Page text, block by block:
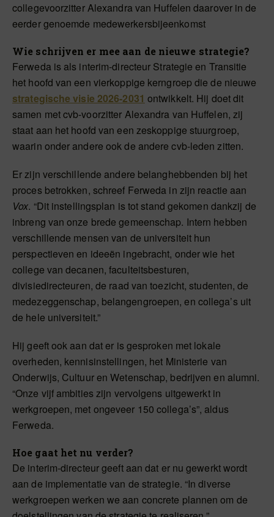
collegevoorzitter Alexandra van Huffelen daarover in de
eerder genoemde medewerkersbijeenkomst
Wie schrijven er mee aan de nieuwe strategie?
Ferweda is als interim-directeur Strategie en Transitie
het hoofd van een vierkoppige kerngroep die de nieuwe
strategische visie 2026-2031 ontwikkelt. Hij doet dit
samen met cvb-voorzitter Alexandra van Huffelen, zij
staat aan het hoofd van een zeskoppige stuurgroep,
waarin onder andere ook de andere cvb-leden zitten.
Er zijn verschillende andere belanghebbenden bij het
proces betrokken, schreef Ferweda in zijn reactie aan
Vox. “Dit instellingsplan is tot stand gekomen dankzij de
inbreng van onze brede gemeenschap. Intern hebben
verschillende mensen van de universiteit hun
perspectieven en ideeën ingebracht, onder wie het
college van decanen, faculteitsbesturen,
divisiedirecteuren, de raad van toezicht, studenten, de
medezeggenschap, belangengroepen, en collega’s uit
de hele universiteit.”
Hij geeft ook aan dat er is gesproken met lokale
overheden, kennisinstellingen, het Ministerie van
Onderwijs, Cultuur en Wetenschap, bedrijven en alumni.
“Onze vijf ambities zijn vervolgens uitgewerkt in
werkgroepen, met ongeveer 150 collega’s”, aldus
Ferweda.
Hoe gaat het nu verder?
De interim-directeur geeft aan dat er nu gewerkt wordt
aan de implementatie van de strategie. “In diverse
werkgroepen werken we aan concrete plannen om de